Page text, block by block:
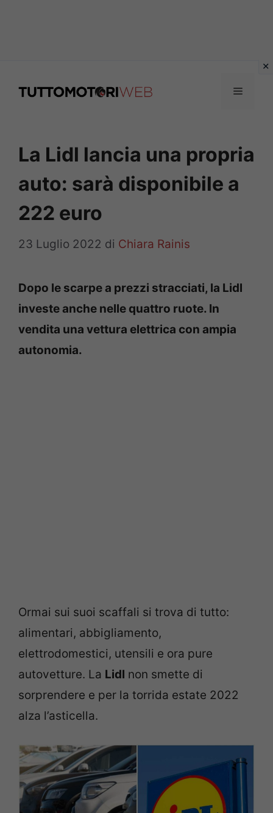
Menu
La Lidl lancia una propria
auto: sarà disponibile a
222 euro
23 Luglio 2022 di Chiara Rainis
Dopo le scarpe a prezzi stracciati, la Lidl
investe anche nelle quattro ruote. In
vendita una vettura elettrica con ampia
autonomia.
Ormai sui suoi scaffali si trova di tutto:
alimentari, abbigliamento,
elettrodomestici, utensili e ora pure
autovetture. La Lidl non smette di
sorprendere e per la torrida estate 2022
alza l’asticella.